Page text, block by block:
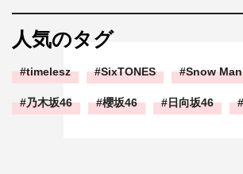
人気のタグ
timelesz SixTONES Snow Man
乃木坂46 櫻坂46 日向坂46